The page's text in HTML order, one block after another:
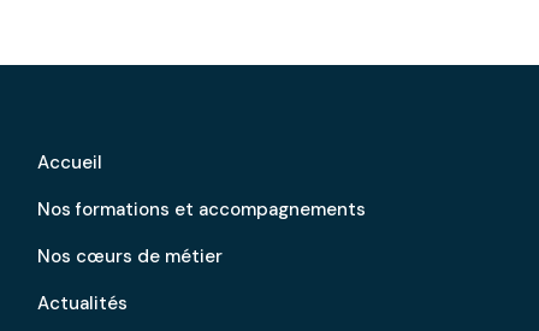
Accueil
Nos formations et accompagnements
Nos cœurs de métier
Actualités